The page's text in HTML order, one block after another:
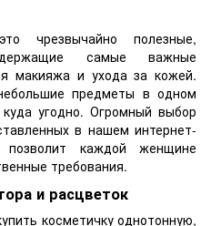
чрезвычайно полезные,
самые важные
макияжа и ухода за кожей.
предметы в одном
угодно. Огромный выбор
в нашем интернет-
позволит каждой женщине
требования.
и расцветок
косметичку однотонную,